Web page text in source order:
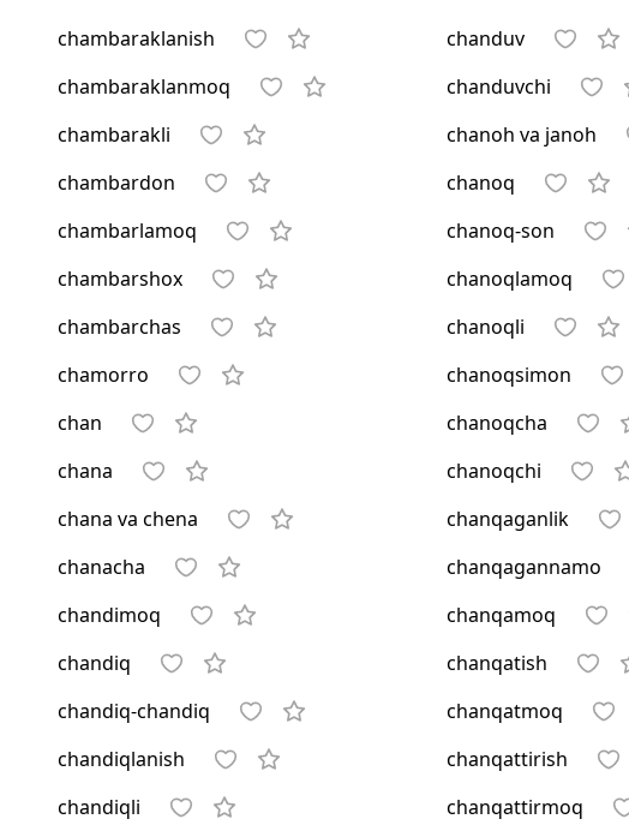
chambaraklanish
chambaraklanmoq
chambarakli
chambardon
chambarlamoq
chambarshox
chambarchas
chamorro
chan
chana
chana va chena
chanacha
chandimoq
chandiq
chandiq-chandiq
chandiqlanish
chandiqli
chanduv
chanduvchi
chanoh va janoh
chanoq
chanoq-son
chanoqlamoq
chanoqli
chanoqsimon
chanoqcha
chanoqchi
chanqaganlik
chanqagannamo
chanqamoq
chanqatish
chanqatmoq
chanqattirish
chanqattirmoq